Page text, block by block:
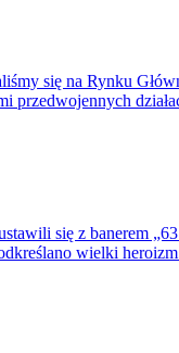
się na Rynku
się z banerem
wielki